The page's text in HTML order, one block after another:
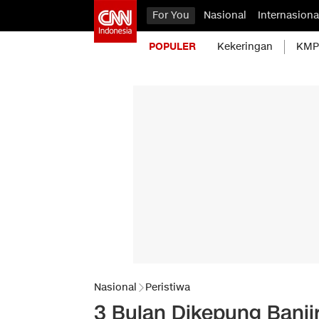
For You Nasional
POPULER Kekeringan
Nasional Peristiwa
3 Bulan Dikepung